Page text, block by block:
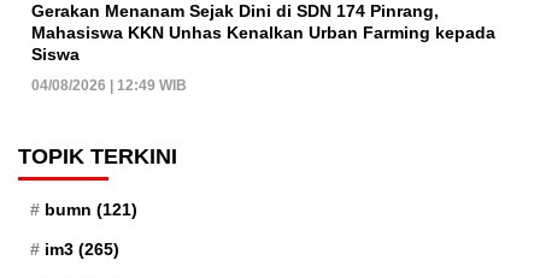
Gerakan Menanam Sejak Dini di SDN 174 Pinrang,
Mahasiswa KKN Unhas Kenalkan Urban Farming kepada
Siswa
04/08/2026 | 12:49 WIB
TOPIK TERKINI
bumn (121)
im3 (265)